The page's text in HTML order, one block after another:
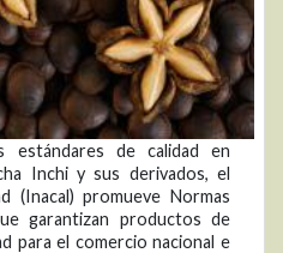
estándares de calidad en
Inchi y sus derivados, el
(Inacal) promueve Normas
garantizan productos de
para el comercio nacional e